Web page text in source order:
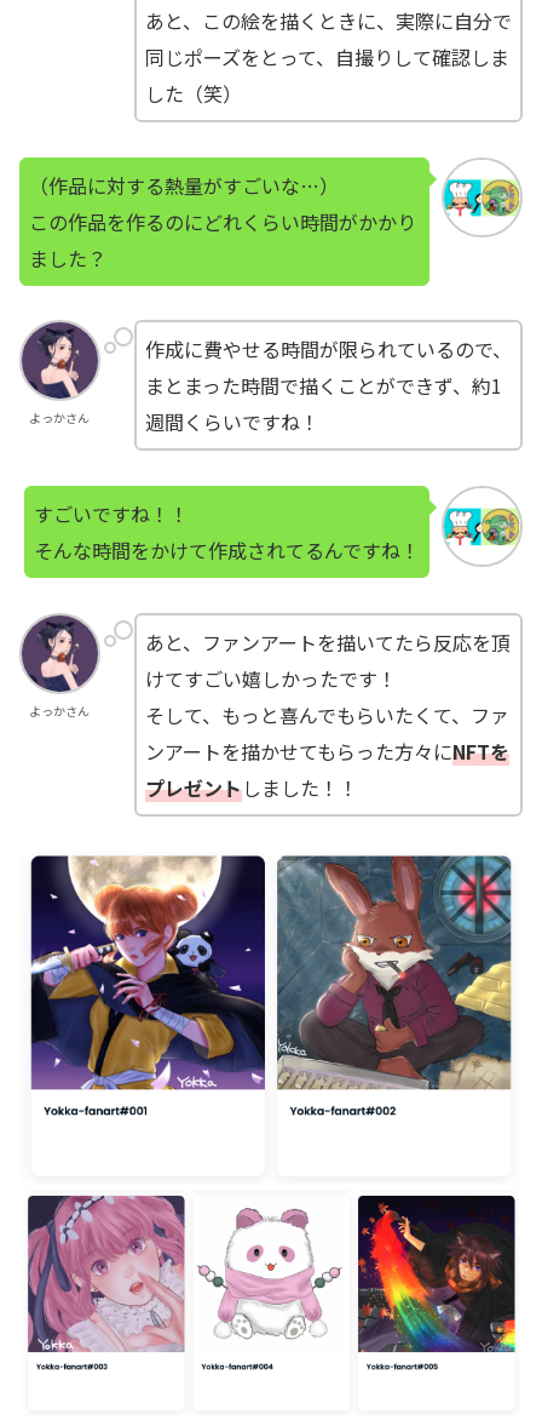
あと、この絵を描くときに、実際に自分で
同じポーズをとって、自撮りして確認しま
した（笑）
（作品に対する熱量がすごいな…）
この作品を作るのにどれくらい時間がかかり
ました？
よっかさん
作成に費やせる時間が限られているので、
まとまった時間で描くことができず、約1
週間くらいですね！
すごいですね！！
そんな時間をかけて作成されてるんですね！
よっかさん
あと、ファンアートを描いてたら反応を頂
けてすごい嬉しかったです！
そして、もっと喜んでもらいたくて、ファ
ンアートを描かせてもらった方々にNFTを
プレゼントしました！！